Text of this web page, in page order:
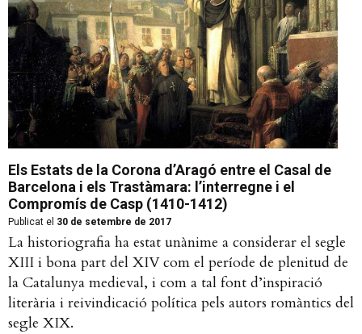
Els Estats de la Corona d’Aragó entre el Casal de
Barcelona i els Trastàmara: l’interregne i el
Compromís de Casp (1410-1412)
Publicat el 30 de setembre de 2017
La historiografia ha estat unànime a considerar el segle
XIII i bona part del XIV com el període de plenitud de
la Catalunya medieval, i com a tal font d’inspiració
literària i reivindicació política pels autors romàntics del
segle XIX.